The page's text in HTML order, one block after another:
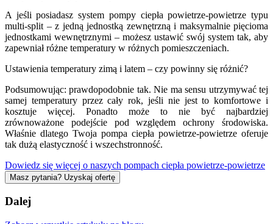
A jeśli posiadasz system pompy ciepła powietrze-powietrze typu
multi-split – z jedną jednostką zewnętrzną i maksymalnie pięcioma
jednostkami wewnętrznymi – możesz ustawić swój system tak, aby
zapewniał różne temperatury w różnych pomieszczeniach.
Ustawienia temperatury zimą i latem – czy powinny się różnić?
Podsumowując: prawdopodobnie tak. Nie ma sensu utrzymywać tej
samej temperatury przez cały rok, jeśli nie jest to komfortowe i
kosztuje więcej. Ponadto może to nie być najbardziej
zrównoważone podejście pod względem ochrony środowiska.
Właśnie dlatego Twoja pompa ciepła powietrze-powietrze oferuje
tak dużą elastyczność i wszechstronność.
Dowiedz się więcej o naszych pompach ciepła powietrze-powietrze
Masz pytania? Uzyskaj ofertę
Dalej